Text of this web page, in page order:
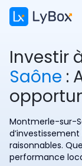
Investir
Saône :
Montmerle-sur-
raisonnables.
performance